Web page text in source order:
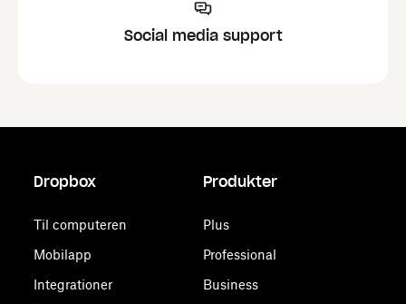
Social media support
Dropbox
Til computeren
Mobilapp
Integrationer
Produkter
Plus
Professional
Business